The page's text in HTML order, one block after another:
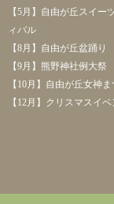
【5月】自由が丘スイ
ィバル
【8月】自由が丘盆踊り
【9月】熊野神社例大祭
【10月】自由が丘女神ま
【12月】クリスマスイベ